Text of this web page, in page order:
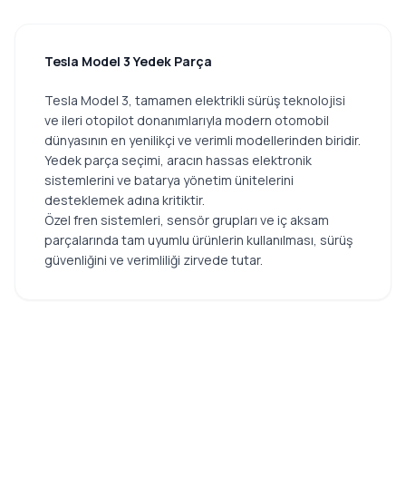
Tesla Model 3 Yedek Parça
Tesla Model 3, tamamen elektrikli sürüş teknolojisi
ve ileri otopilot donanımlarıyla modern otomobil
dünyasının en yenilikçi ve verimli modellerinden biridir.
Yedek parça seçimi, aracın hassas elektronik
sistemlerini ve batarya yönetim ünitelerini
desteklemek adına kritiktir.
Özel fren sistemleri, sensör grupları ve iç aksam
parçalarında tam uyumlu ürünlerin kullanılması, sürüş
güvenliğini ve verimliliği zirvede tutar.